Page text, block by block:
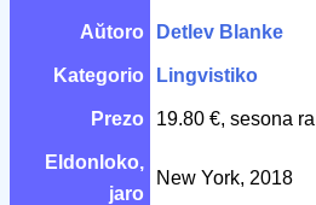
Aŭtoro Detlev Blanke
Kategorio Lingvistiko
Prezo 19.80 €, sesona
Eldonloko,
jaro
New York, 2018